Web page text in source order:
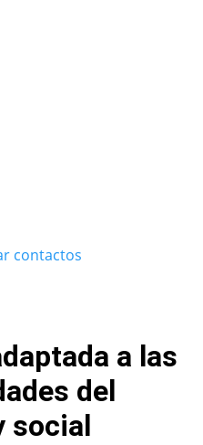
contactos
a las
del
social